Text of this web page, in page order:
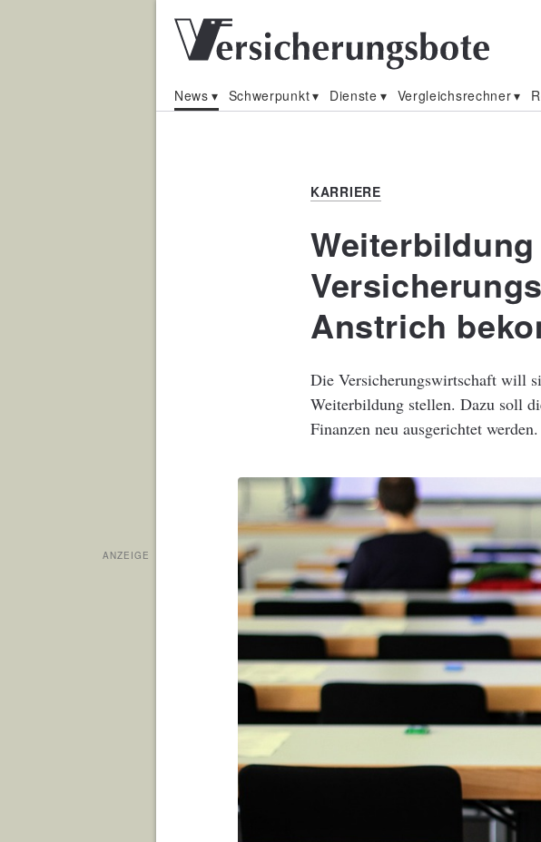
News Schwerpunkt Dienste Vergleichsrechner
KARRIERE
Anstrich
Die Versicherungswirtschaft will
Weiterbildung stellen. Dazu soll
Finanzen neu ausgerichtet werden.
ANZEIGE